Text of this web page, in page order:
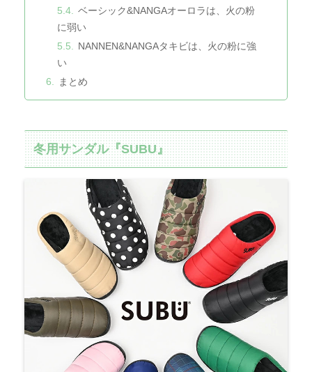
ベーシック&NANGAオーロラは、火の粉
に弱い
NANNEN&NANGAタキビは、火の粉に強
い
まとめ
冬用サンダル『SUBU』